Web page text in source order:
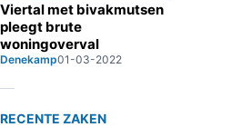
Viertal met bivakmutsen
pleegt brute
woningoverval
Denekamp01-03-2022
RECENTE ZAKEN